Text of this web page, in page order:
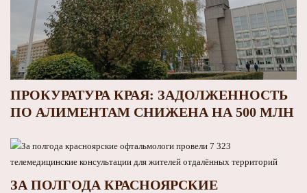
ПРОКУРАТУРА КРАЯ: ЗАДОЛЖЕННОСТЬ
ПО АЛИМЕНТАМ СНИЖЕНА НА 500 МЛН
ЗА ПОЛГОДА КРАСНОЯРСКИЕ